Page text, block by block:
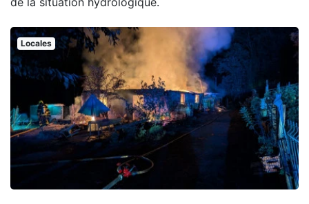
Locales